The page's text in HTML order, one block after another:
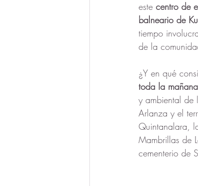
este centro de
balneario de
tiempo
de la
¿Y en qué
toda la
y ambiental de
Arlanza y el
Quintanalara,
Mambrillas de
cementerio de